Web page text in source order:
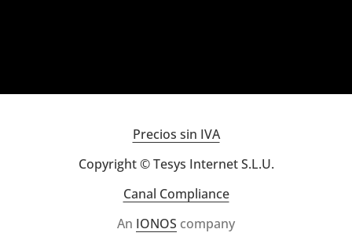
Precios sin IVA
Copyright © Tesys Internet S.L.U.
Canal Compliance
An IONOS company